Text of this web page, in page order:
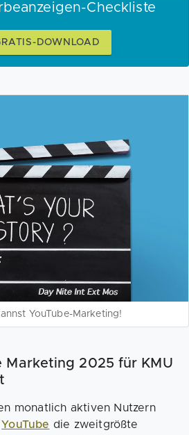
Checkliste
DOWNLOAD
YouTube-Marketing!
Marketing 2025 für KMU
monatlich aktiven Nutzern
YouTube die zweitgrößte